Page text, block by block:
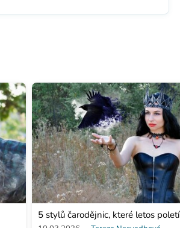
5 stylů čarodějnic, které letos poletí